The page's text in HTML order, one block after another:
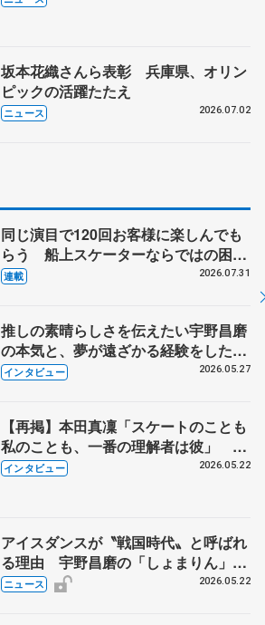
坂本花織さんら表彰 兵庫県、オリン
ピックの活躍たたえ
ニュース 2026.07.02
同じ演目で120回お客様に楽しんでも
らう 船上スケーターならではの困難
とは 影響あったPIW前キャプテン松
連載 2026.07.31
推しの素晴らしさを伝えたい宇野昌磨
の本気と、夢が遠ざかる経験をした本
田真凜の覚悟
インタビュー 2026.05.27
【再掲】本田真凜「スケートのことも
私のことも、一番の理解者は彼」 引
退時の単独インタビューで語った競技
インタビュー 2026.05.22
アイスダンスが〝戦国時代〟と呼ばれ
る理由 宇野昌磨の「しょまりん」ら
実力者が相次いで参戦 国内の競争激
ニュース 2026.05.22